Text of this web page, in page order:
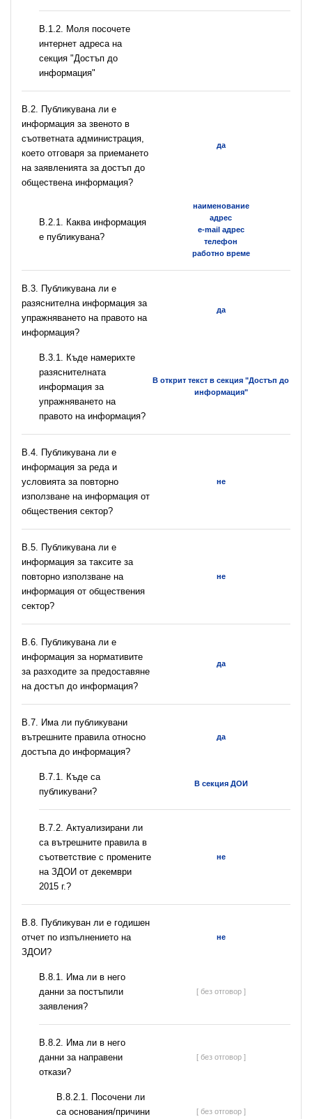
B.1.2. Моля посочете
интернет адреса на
секция "Достъп до
информация"
В.2. Публикувана ли е
информация за звеното в
съответната администрация,
което отговаря за приемането
на заявленията за достъп до
обществена информация?
да
B.2.1. Каква информация
е публикувана?
наименование
адрес
e-mail адрес
телефон
работно време
В.3. Публикувана ли е
разяснителна информация за
упражняването на правото на
информация?
да
В.3.1. Къде намерихте
разяснителната
информация за
упражняването на
правото на информация?
В открит текст в секция "Достъп до
информация"
В.4. Публикувана ли е
информация за реда и
условията за повторно
използване на информация от
обществения сектор?
не
В.5. Публикувана ли е
информация за таксите за
повторно използване на
информация от обществения
сектор?
не
В.6. Публикувана ли е
информация за нормативите
за разходите за предоставяне
на достъп до информация?
да
В.7. Има ли публикувани
вътрешните правила относно
достъпа до информация?
да
В.7.1. Къде са
публикувани?
В секция ДОИ
В.7.2. Актуализирани ли
са вътрешните правила в
съответствие с промените
на ЗДОИ от декември
2015 г.?
не
В.8. Публикуван ли е годишен
отчет по изпълнението на
ЗДОИ?
не
В.8.1. Има ли в него
данни за постъпили
заявления?
[ без отговор ]
В.8.2. Има ли в него
данни за направени
откази?
[ без отговор ]
В.8.2.1. Посочени ли
са основания/причини
[ без отговор ]